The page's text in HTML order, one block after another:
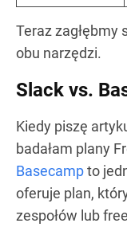
Teraz zagłębmy
obu narzędzi.
Slack vs.
Kiedy piszę
badałam plany
Basecampto
oferuje plan,
zespołów lub